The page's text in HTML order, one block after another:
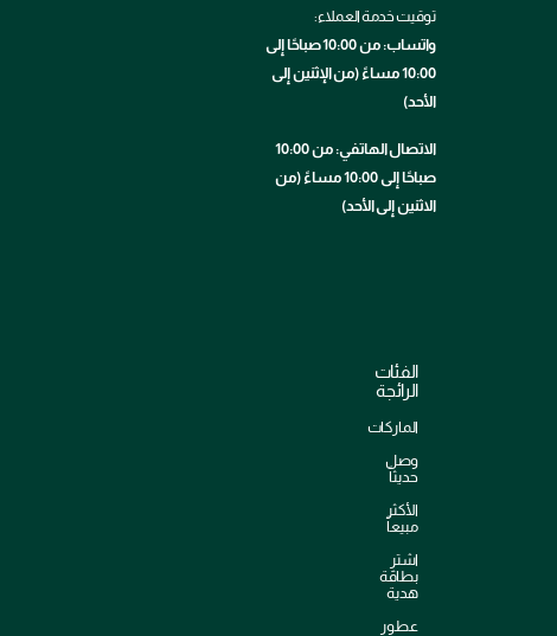
توقيت خدمة العملاء:
واتساب: من 10:00 صباحًا إلى
10:00 مساءً (من الإثنين إلى
الأحد)
الاتصال الهاتفي: من 10:00
صباحًا إلى 10:00 مساءً (من
الاثنين إلى الأحد)
الفئات
الرائجة
الماركات
وصل
حديثاً
الأكثر
مبيعاً
اشترِ
بطاقة
هدية
عطور